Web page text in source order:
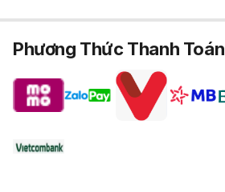
Phương Thức Thanh Toán